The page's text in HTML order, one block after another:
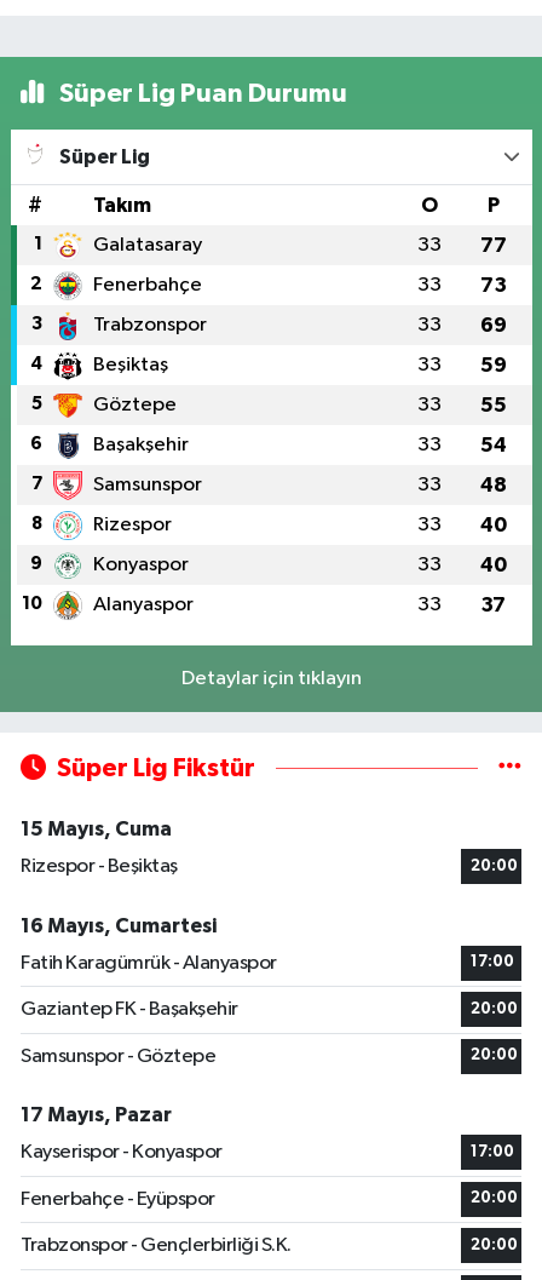
Süper Lig Puan Durumu
Süper Lig
# Takım O P
1 Galatasaray 33 77
2 Fenerbahçe 33 73
3 Trabzonspor 33 69
4 Beşiktaş 33 59
5 Göztepe 33 55
6 Başakşehir 33 54
7 Samsunspor 33 48
8 Rizespor 33 40
9 Konyaspor 33 40
10 Alanyaspor 33 37
Detaylar için tıklayın
Süper Lig Fikstür
15 Mayıs, Cuma
Rizespor - Beşiktaş
20:00
16 Mayıs, Cumartesi
Fatih Karagümrük - Alanyaspor
17:00
Gaziantep FK - Başakşehir 20:00
Samsunspor - Göztepe 20:00
17 Mayıs, Pazar
Kayserispor - Konyaspor
17:00
Fenerbahçe - Eyüpspor 20:00
Trabzonspor - Gençlerbirliği S.K. 20:00